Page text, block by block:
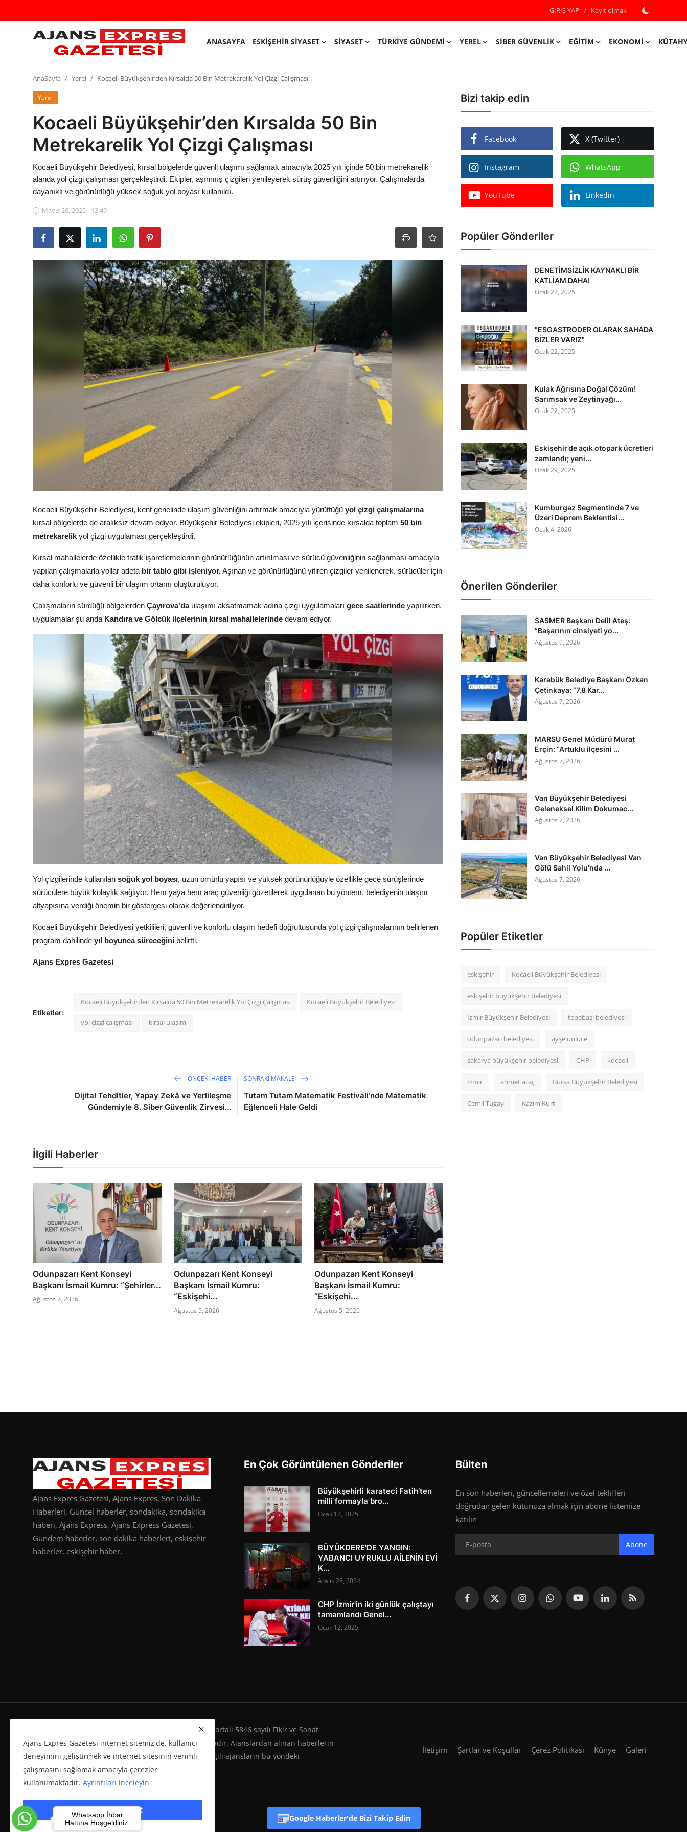
GİRİŞ YAP / Kayıt olmak
ANASAYFA ESKIŞEHIR SIYASET SIYASET TÜRKIYE GÜNDEMI YEREL SIBER GÜVENLIK EĞITIM EKONOMI
GİRİŞ
Kayıt
AnaSayfa
Eskişehir Siyaset
Siyaset
Türkiye Gündemi
Siber Güvenlik
E-GAZETE
AnaSayfa Yerel Kocaeli Büyükşehir’den Kırsalda 50 Bin Metrekarelik Yol Çizgi Çalışması
Yerel
Kocaeli Büyükşehir’den Kırsalda 50 Bin
Metrekarelik Yol Çizgi Çalışması
Kocaeli Büyükşehir Belediyesi, kırsal bölgelerde güvenli ulaşımı sağlamak amacıyla 2025 yılı içinde 50 bin metrekarelik
alanda yol çizgi çalışması gerçekleştirdi. Ekipler, aşınmış çizgileri yenileyerek sürüş güvenliğini artırıyor. Çalışmalarda
dayanıklı ve görünürlüğü yüksek soğuk yol boyası kullanıldı.
Mayıs 26, 2025 - 13:49
Kocaeli Büyükşehir Belediyesi, kent genelinde ulaşım güvenliğini artırmak amacıyla yürüttüğü yol çizgi çalışmalarına
kırsal bölgelerde de aralıksız devam ediyor. Büyükşehir Belediyesi ekipleri, 2025 yılı içerisinde kırsalda toplam 50 bin
metrekarelik yol çizgi uygulaması gerçekleştirdi.
Kırsal mahallelerde özellikle trafik işaretlemelerinin görünürlüğünün artırılması ve sürücü güvenliğinin sağlanması amacıyla
yapılan çalışmalarla yollar adeta bir tablo gibi işleniyor.Aşınan ve görünürlüğünü yitiren çizgiler yenilenerek, sürücüler için
daha konforlu ve güvenli bir ulaşım ortamı oluşturuluyor.
Çalışmaların sürdüğü bölgelerden Çayırova’daulaşımı aksatmamak adına çizgi uygulamaları gece saatlerinde yapılırken,
uygulamalar şu anda Kandıra ve Gölcük ilçelerinin kırsal mahallelerinde devam ediyor.
Yol çizgilerinde kullanılan soğuk yol boyası, uzun ömürlü yapısı ve yüksek görünürlüğüyle özellikle gece sürüşlerinde
sürücülere büyük kolaylık sağlıyor. Hem yaya hem araç güvenliği gözetilerek uygulanan bu yöntem, belediyenin ulaşım
altyapısına verdiği önemin bir göstergesi olarak değerlendiriliyor.
Kocaeli Büyükşehir Belediyesi yetkilileri, güvenli ve konforlu ulaşım hedefi doğrultusunda yol çizgi çalışmalarının belirlenen
program dahilinde yıl boyunca süreceğini belirtti.
Ajans Expres Gazetesi
Etiketler:
Kocaeli Büyükşehirden Kırsalda 50 Bin Metrekarelik Yol Çizgi Çalışması Kocaeli Büyükşehir Belediyesi
yol çizgi çalışması kırsal ulaşım
ÖNCEKI HABER
Dijital Tehditler, Yapay Zekâ ve Yerlileşme
Gündemiyle 8. Siber Güvenlik Zirvesi...
SONRAKI MAKALE
Tutam Tutam Matematik Festivali’nde Matematik
Eğlenceli Hale Geldi
İlgili Haberler
Odunpazarı Kent Konseyi
Başkanı İsmail Kumru: “Şehirler...
Ağustos 7, 2026
Odunpazarı Kent Konseyi
Başkanı İsmail Kumru:
“Eskişehi...
Ağustos 5, 2026
Odunpazarı Kent Konseyi
Başkanı İsmail Kumru:
“Eskişehi...
Ağustos 5, 2026
Bizi takip edin
Facebook X (Twitter)
Instagram WhatsApp
YouTube Linkedin
Popüler Gönderiler
DENETİMSİZLİK KAYNAKLI BİR
KATLİAM DAHA!
Ocak 22, 2025
"ESGASTRODER OLARAK SAHADA
BİZLER VARIZ"
Ocak 22, 2025
Kulak Ağrısına Doğal Çözüm!
Sarımsak ve Zeytinyağı...
Ocak 22, 2025
Eskişehir’de açık otopark ücretleri
zamlandı; yeni...
Ocak 29, 2025
Kumburgaz Segmentinde 7 ve
Üzeri Deprem Beklentisi...
Ocak 4, 2026
Önerilen Gönderiler
SASMER Başkanı Delil Ateş:
“Başarının cinsiyeti yo...
Ağustos 9, 2026
Karabük Belediye Başkanı Özkan
Çetinkaya: “7.8 Kar...
Ağustos 7, 2026
MARSU Genel Müdürü Murat
Erçin: “Artuklu ilçesini ...
Ağustos 7, 2026
Van Büyükşehir Belediyesi
Geleneksel Kilim Dokumac...
Ağustos 7, 2026
Van Büyükşehir Belediyesi Van
Gölü Sahil Yolu'nda ...
Ağustos 7, 2026
Popüler Etiketler
eskişehir Kocaeli Büyükşehir Belediyesi
eskişehir büyükşehir belediyesi
İzmir Büyükşehir Belediyesi tepebaşı belediyesi
odunpazarı belediyesi ayşe ünlüce
sakarya büyükşehir belediyesi CHP kocaeli
İzmir ahmet ataç Bursa Büyükşehir Belediyesi
Cemil Tugay Kazım Kurt
Ajans Expres Gazetesi, Ajans Expres, Son Dakika
Haberleri, Güncel haberler, sondakika, sondakika
haberi, Ajans Express, Ajans Express Gazetesi,
Gündem haberler, son dakika haberleri, eskişehir
haberler, eskişehir haber,
En Çok Görüntülenen Gönderiler
Büyükşehirli karateci Fatih’ten
milli formayla bro...
Ocak 12, 2025
BÜYÜKDERE'DE YANGIN:
YABANCI UYRUKLU AİLENİN EVİ
K...
Aralık 28, 2024
CHP İzmir'in iki günlük çalıştayı
tamamlandı Genel...
Ocak 12, 2025
Bülten
En son haberleri, güncellemeleri ve özel teklifleri
doğrudan gelen kutunuza almak için abone listemize
katılın
Abone
Ajans Expres Gazetesi Copyright © Her Hakkı Haber Portalı 5846 sayılı Fikir ve Sanat
Eserleri Kanunu'na %100 uygun olarak yayınlanmaktadır. Ajanslardan alınan haberlerin
yeniden yayımı ve herhangi bir ortamda basılması, ilgili ajansların bu yöndeki
politikasına bağlı olarak önceden yazılı izin gerektirir.
İletişim Şartlar ve Koşullar Çerez Politikası Künye Galeri
Ajans Expres Gazetesi internet sitemiz'de, kullanıcı
deneyimini geliştirmek ve internet sitesinin verimli
çalışmasını sağlamak amacıyla çerezler
kullanılmaktadır. Ayrıntıları inceleyin
Çerezleri kabul et
Google Haberler'de Bizi Takip Edin
Whatsapp İhbar
Hattına Hoşgeldiniz.